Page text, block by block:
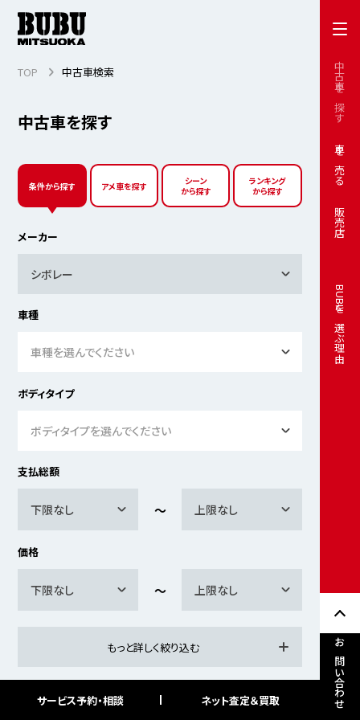
中古車を探す
車を売る
販売店
BUBUを選ぶ理由
お問い合わせ
中古車を探す
TOP 中古車検索
条件から探す アメ車を探す
シーン
から探す
ランキング
から探す
メーカー
シボレー
車種
車種を選んでください
ボディタイプ
ボディタイプを選んでください
支払総額
下限なし 上限なし
価格
下限なし 上限なし
もっと詳しく絞り込む
検索
サービス予約・相談 ネット査定＆買取